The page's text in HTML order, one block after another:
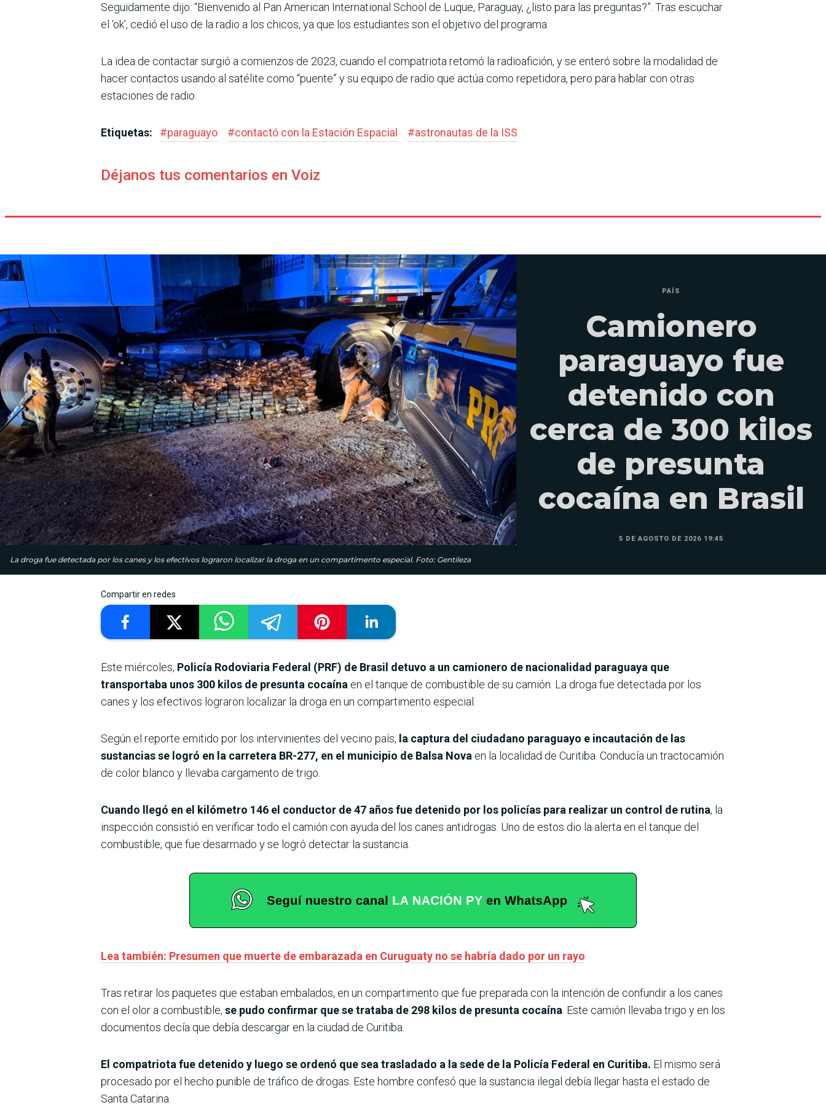
Seguidamente dijo: “Bienve­nido al Pan American Inter­national School de Luque, Paraguay, ¿listo para las preguntas?”. Tras escuchar
el ‘ok’, cedió el uso de la radio a los chicos, ya que los estu­diantes son el objetivo del programa.
La idea de contactar surgió a comienzos de 2023, cuando el compatriota retomó la radio­afición, y se enteró sobre la modalidad de
hacer contac­tos usando al satélite como “puente” y su equipo de radio que actúa como repetidora, pero para hablar con otras
estaciones de radio.
Etiquetas: #paraguayo #contactó con la Estación Espacial #astronautas de la ISS
Déjanos tus comentarios en Voiz
La droga fue detectada por los canes y los efectivos lograron localizar la droga en un compartimento especial. Foto: Gentileza
PAÍS
Camionero
paraguayo fue
detenido con
cerca de 300 kilos
de presunta
cocaína en Brasil
5 DE AGOSTO DE 2026 19:45
Compartir en redes
Este miércoles, Policía Rodoviaria Federal (PRF) de Brasil detuvo a un camionero de nacionalidad paraguaya que
transportaba unos 300 kilos de presunta cocaína en el tanque de combustible de su camión. La droga fue detectada por los
canes y los efectivos lograron localizar la droga en un compartimento especial.
Según el reporte emitido por los intervinientes del vecino país, la captura del ciudadano paraguayo e incautación de las
sustancias se logró en la carretera BR-277, en el municipio de Balsa Nova en la localidad de Curitiba. Conducía un tractocamión
de color blanco y llevaba cargamento de trigo.
Cuando llegó en el kilómetro 146 el conductor de 47 años fue detenido por los policías para realizar un control de rutina, la
inspección consistió en verificar todo el camión con ayuda del los canes antidrogas. Uno de estos dio la alerta en el tanque del
combustible, que fue desarmado y se logró detectar la sustancia.
Lea también: Presumen que muerte de embarazada en Curuguaty no se habría dado por un rayo
Tras retirar los paquetes que estaban embalados, en un compartimento que fue preparada con la intención de confundir a los canes
con el olor a combustible, se pudo confirmar que se trataba de 298 kilos de presunta cocaína . Este camión llevaba trigo y en los
documentos decía que debía descargar en la ciudad de Curitiba.
El compatriota fue detenido y luego se ordenó que sea trasladado a la sede de la Policía Federal en Curitiba. El mismo será
procesado por el hecho punible de tráfico de drogas. Este hombre confesó que la sustancia ilegal debía llegar hasta el estado de
Santa Catarina.